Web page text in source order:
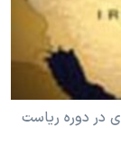
در دوره رياست